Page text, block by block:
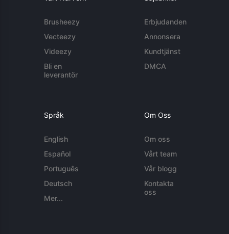
Brusheezy
Vecteezy
Videezy
Bli en
leverantör
Erbjudanden
Annonsera
Kundtjänst
DMCA
Språk
English
Español
Português
Deutsch
Mer...
Om Oss
Om oss
Vårt team
Vår blogg
Kontakta
oss